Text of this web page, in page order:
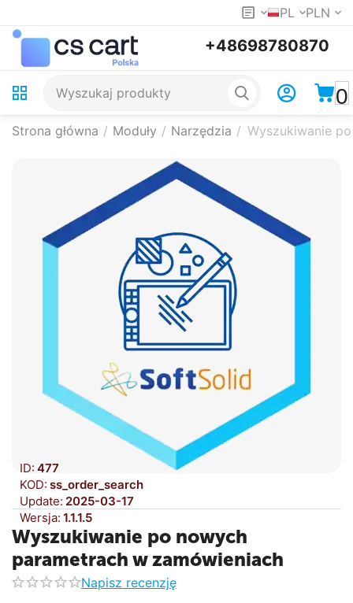
PL PLN
+48698780870
0
Strona główna / Moduły / Narzędzia / Wyszukiwanie
ID: 477
KOD: ss_order_search
Update: 2025-03-17
Wersja: 1.1.1.5
Wyszukiwanie po nowych
parametrach w zamówieniach
Napisz recenzję